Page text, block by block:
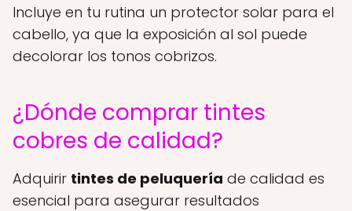
Incluye en tu rutina un protector solar para el
cabello, ya que la exposición al sol puede
decolorar los tonos cobrizos.
¿Dónde comprar tintes
cobres de calidad?
Adquirir tintes de peluquería de calidad es
esencial para asegurar resultados